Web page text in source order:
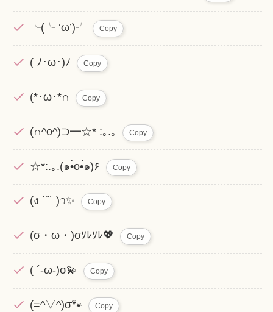
╰(╰ ‘ω’)╯ Copy
( ﾉ･ω･)ﾉ Copy
(*･ω･*∩ Copy
(∩^o^)⊃━☆* :｡.｡ Copy
☆*:.｡.(๑•̀o•́๑)۶ Copy
(ง ˙˘˙ )ว✨ Copy
(σ・ω・)σｿﾚｿﾚ💖 Copy
( ´-ω-)σ💫 Copy
(=^▽^)σ🐾 Copy